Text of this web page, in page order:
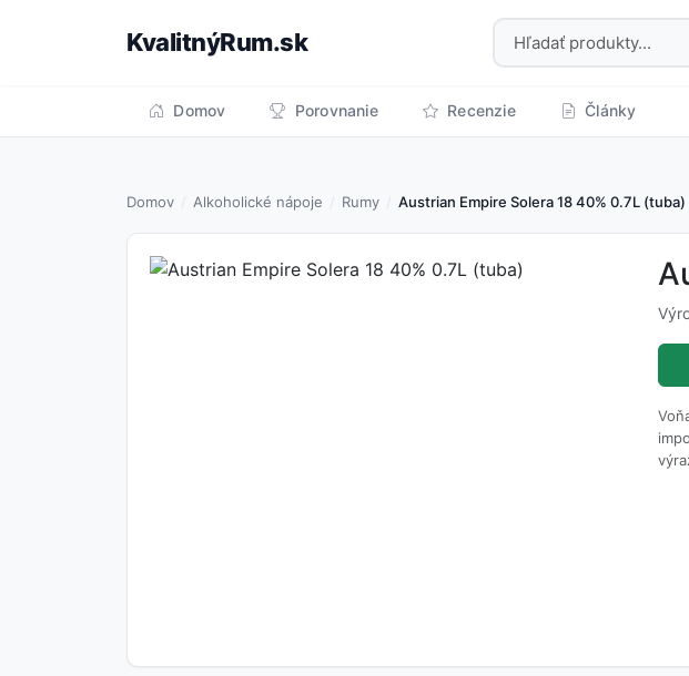
KvalitnýRum.sk
Domov Porovnanie Recenzie Články
Domov Alkoholické nápoje Rumy Austrian Empire Solera 18 40% 0.7L (tuba)